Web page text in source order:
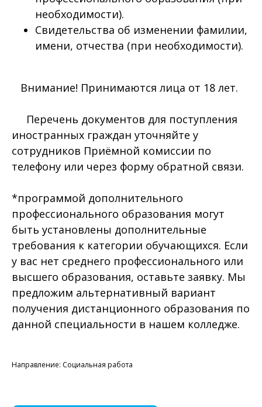
необходимости).
Свидетельства об изменении фамилии,
имени, отчества (при необходимости).
Внимание! Принимаются лица от 18 лет.
Перечень документов для поступления
иностранных граждан уточняйте у
сотрудников Приёмной комиссии по
телефону или через форму обратной связи.
*программой дополнительного
профессионального образования могут
быть установлены дополнительные
требования к категории обучающихся. Если
у вас нет среднего профессионального или
высшего образования, оставьте заявку. Мы
предложим альтернативный вариант
получения дистанционного образования по
данной специальности в нашем колледже.
Направление: Социальная работа